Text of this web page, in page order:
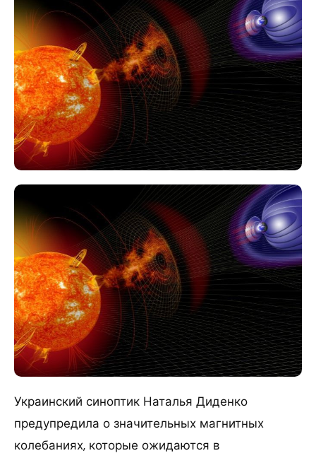
Украинский синоптик Наталья Диденко
предупредила о значительных магнитных
колебаниях, которые ожидаются в